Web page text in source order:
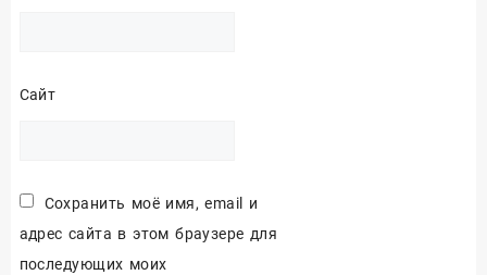
Сайт
Сохранить моё имя, email и
адрес сайта в этом браузере для
последующих моих